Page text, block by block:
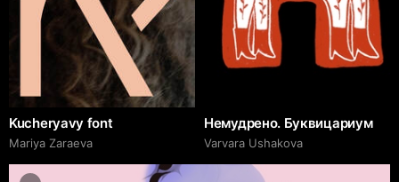
Kucheryavy font
Mariya Zaraeva
Немудрено. Буквицариум
Varvara Ushakova